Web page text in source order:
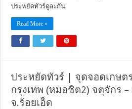
ประหยัดทัวร์ดูละกัน
Read More »
ประหยัดทัวร์ | จุดจอดเกษต
กรุงเทพ (หมอชิต2) จตุจักร
จ.ร้อยเอ็ด